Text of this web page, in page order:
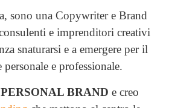
sono una Copywriter e Brand
e imprenditori creativi
snaturarsi e a emergere per il
e professionale.
PERSONAL BRAND e creo